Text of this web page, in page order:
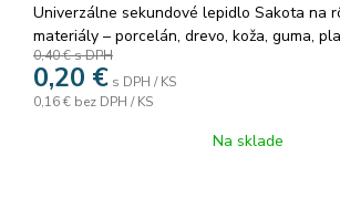
Univerzálne sekundové lepidlo Sakota na
materiály – porcelán, drevo, koža, guma,
umožňuje presné dávkovanie vďaka
Balenie: 12 ks.
0,40 €s DPH
0,20 € s DPH / KS
0,16 € bez DPH / KS
Na sklade